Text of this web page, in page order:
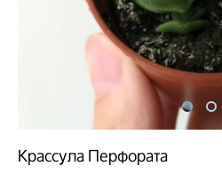
Крассула Перфората